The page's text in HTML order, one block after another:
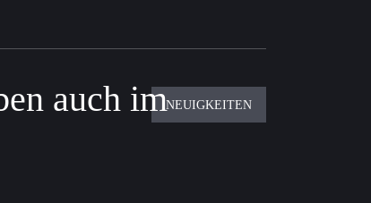
NEUIGKEITEN
auch im